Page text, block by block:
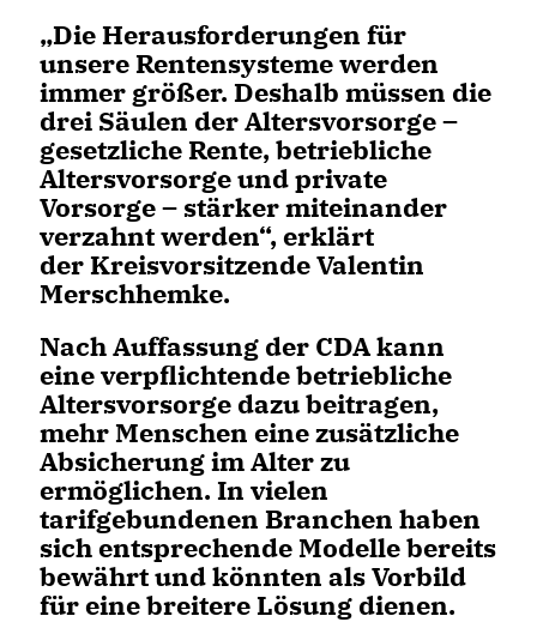
Die Herausforderungen für
unsere Rentensysteme werden
immer größer. Deshalb müssen die
drei Säulen der Altersvorsorge –
gesetzliche Rente, betriebliche
Altersvorsorge und private
Vorsorge – stärker miteinander
verzahnt werden“, erklärt
der Kreisvorsitzende Valentin
Merschhemke.
Nach Auffassung der CDA kann
eine verpflichtende betriebliche
Altersvorsorge dazu beitragen,
mehr Menschen eine zusätzliche
Absicherung im Alter zu
ermöglichen. In vielen
tarifgebundenen Branchen haben
sich entsprechende Modelle bereits
bewährt und könnten als Vorbild
für eine breitere Lösung dienen.